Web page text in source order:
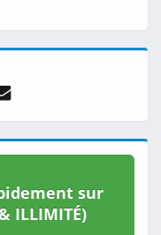
sur
ILLIMITÉ)